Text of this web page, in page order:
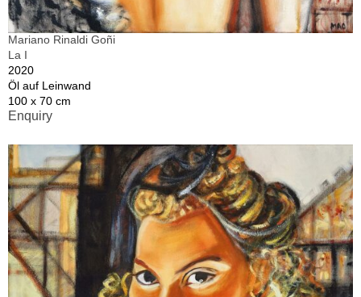
Mariano Rinaldi Goñi
La I
2020
Öl auf Leinwand
100 x 70 cm
Enquiry